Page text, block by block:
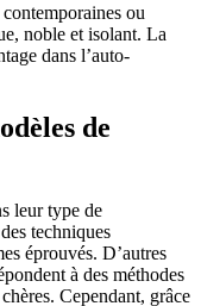
ou
noble et isolant. La
dans l’auto-
de
leur type de
techniques
éprouvés. D’autres
à des méthodes
Cependant, grâce